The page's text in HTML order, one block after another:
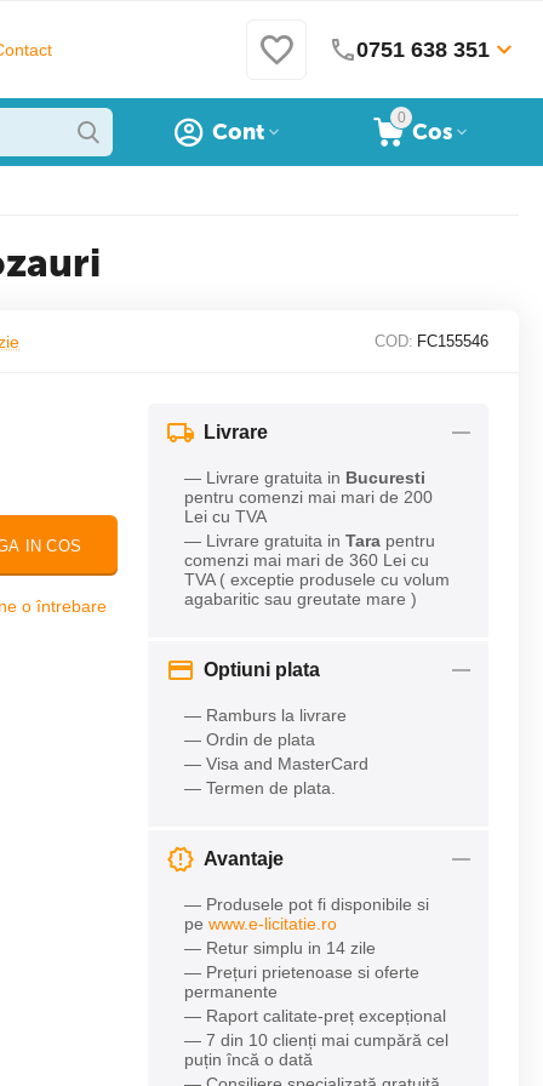
0751 638 351
0
Cos
Cont
COD: FC155546
IN COS
o întrebare
Livrare
— Livrare gratuita in Bucuresti
pentru comenzi mai mari de 200
Lei cu TVA
— Livrare gratuita in Tara pentru
comenzi mai mari de 360 Lei cu
TVA ( exceptie produsele cu volum
agabaritic sau greutate mare )
Optiuni plata
— Ramburs la livrare
— Ordin de plata
— Visa and MasterCard
— Termen de plata.
Avantaje
— Produsele pot fi disponibile si
pe www.e-licitatie.ro
— Retur simplu in 14 zile
— Prețuri prietenoase si oferte
permanente
— Raport calitate-preț excepțional
— 7 din 10 clienți mai cumpără cel
puțin încă o dată